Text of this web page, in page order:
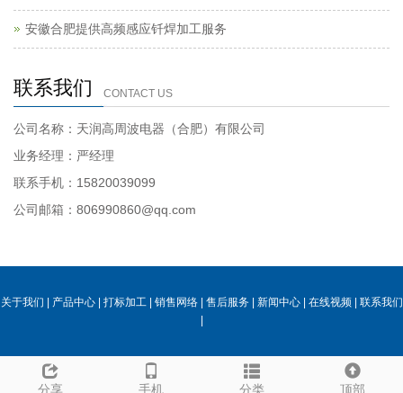
安徽合肥提供高频感应钎焊加工服务
联系我们 CONTACT US
公司名称：天润高周波电器（合肥）有限公司
业务经理：严经理
联系手机：15820039099
公司邮箱：806990860@qq.com
关于我们 产品中心| 打标加工| 销售网络| 售后服务| 新闻中心| 在线视频| 联系我们
分享 手机 分类 顶部